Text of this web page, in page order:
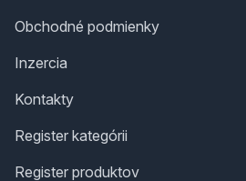
Obchodné podmienky
Inzercia
Kontakty
Register kategórii
Register produktov